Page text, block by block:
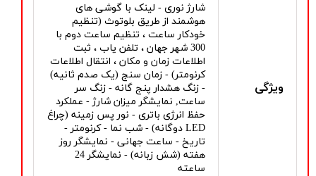
ویژگی
شارژ نوری - لینک با گوشی های
هوشمند از طریق بلوتوث (تنظیم
خودکار ساعت ، تنظیم ساعت دوم با
300 شهر جهان ، تلفن یاب ، ثبت
اطلاعات زمان و مکان ، انتقال اطلاعات
کرنومتر) - زمان سنج (یک صدم ثانیه)
- زنگ هشدار پنج گانه - زنگ سر
ساعت, نمایشگر میزان شارژ - عملکرد
حفظ انرژی باتری - نور پس زمینه (چراغ
LED دوگانه) - شب نما - کرنومتر -
تاریخ - ساعت جهانی - نمایشگر روز
هفته (شش زبانه) - نمایشگر 24
ساعته